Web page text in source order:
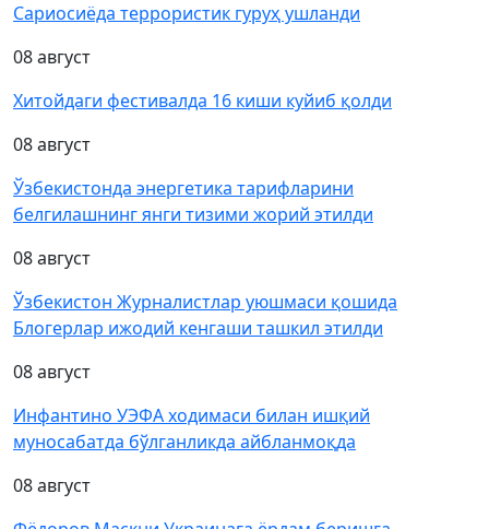
Сариосиёда террористик гуруҳ ушланди
08 август
Хитойдаги фестивалда 16 киши куйиб қолди
08 август
Ўзбекистонда энергетика тарифларини
белгилашнинг янги тизими жорий этилди
08 август
Ўзбекистон Журналистлар уюшмаси қошида
Блогерлар ижодий кенгаши ташкил этилди
08 август
Инфантино УЭФА ходимаси билан ишқий
муносабатда бўлганликда айбланмоқда
08 август